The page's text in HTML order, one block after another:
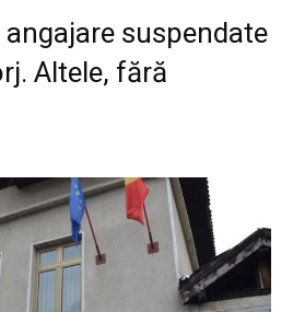
suspendate
Altele, fără